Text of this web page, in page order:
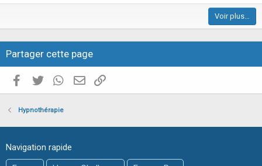
i
l
e
Voir plus…
Partager cette page
Facebook
Twitter WhatsAppE-mail valide
Hypnothérapie
Navigation rapide